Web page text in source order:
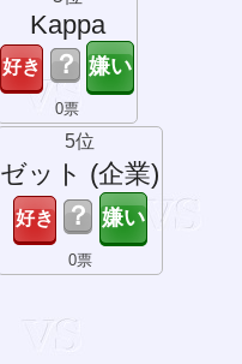
Kappa
？
0票
5位
ゼット (企業)
？
0票